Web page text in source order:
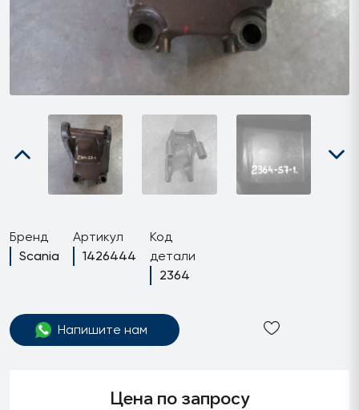
Бренд
Scania
Артикул
1426444
Код
детали
2364
Напишите нам
Цена по запросу